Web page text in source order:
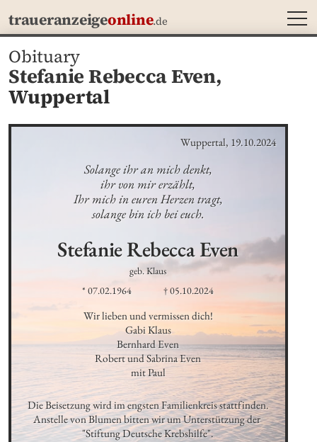
traueranzeigeonline.de
Obituary
Stefanie Rebecca Even,
Wuppertal
Wuppertal, 19.10.2024
Solange ihr an mich denkt,
ihr von mir erzählt,
Ihr mich in euren Herzen tragt,
solange bin ich bei euch.
Stefanie RebeccaEven
geb. Klaus
* 07.02.1964
† 05.10.2024
Wir lieben und vermissen dich!
Gabi Klaus
Bernhard Even
Robert und Sabrina Even
mit Paul
Die Beisetzung wird im engsten Familienkreis stattfinden.
Anstelle von Blumen bitten wir um Unterstützung der
"Stiftung Deutsche Krebshilfe".